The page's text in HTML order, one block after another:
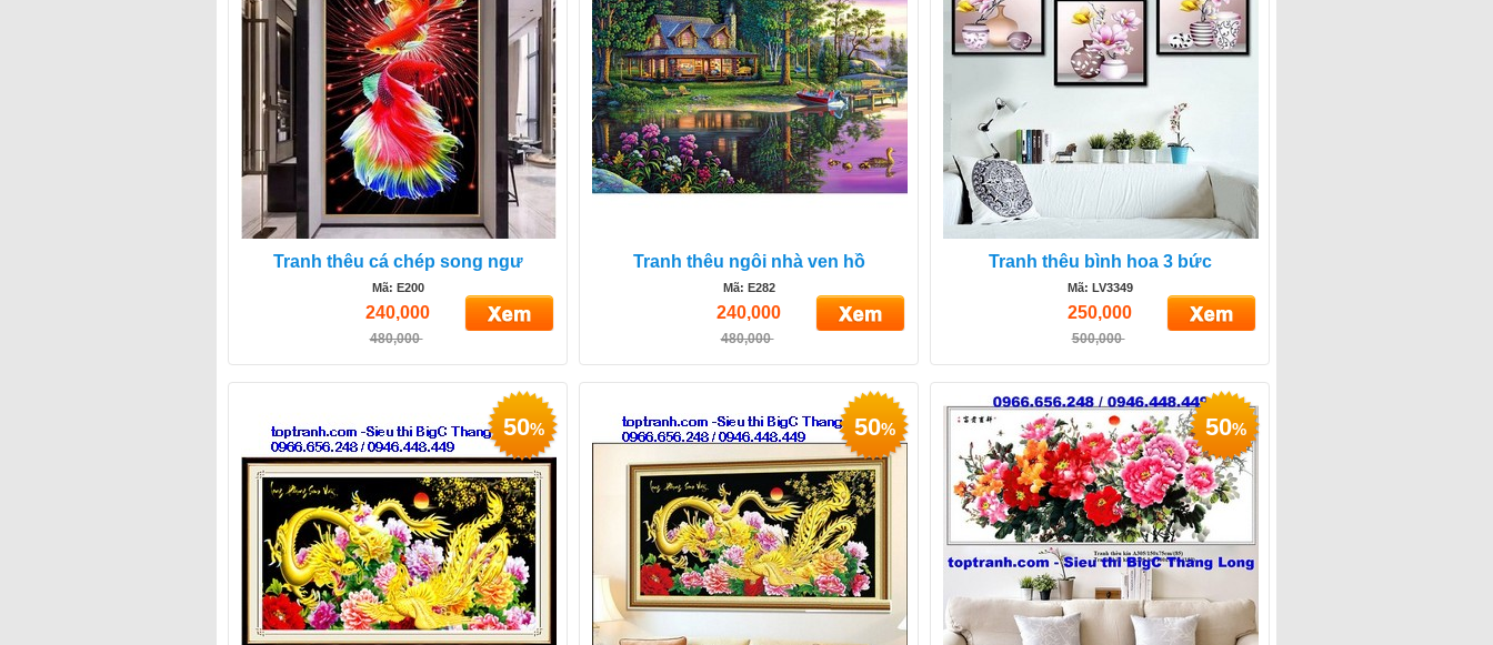
Tranh thêu cá chép song ngư
Mã: E200
240,000
480,000
Tranh thêu ngôi nhà ven hồ
Mã: E282
240,000
480,000
Tranh thêu bình hoa 3 bức
Mã: LV3349
250,000
500,000
50% 50% 50%